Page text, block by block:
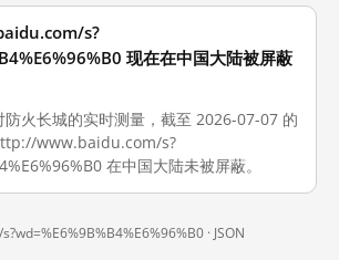
s?
现在在中国大陆被屏蔽
火长城的实时测量，截至 2026-07-07 的
www.baidu.com/s?
在中国大陆未被屏蔽。
· JSON